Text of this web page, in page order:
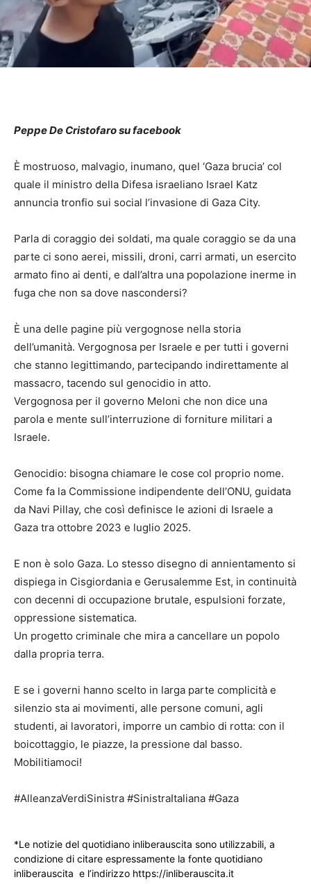
Peppe De Cristofaro su facebook
È mostruoso, malvagio, inumano, quel ‘Gaza brucia’ col
quale il ministro della Difesa israeliano Israel Katz
annuncia tronfio sui social l’invasione di Gaza City.
Parla di coraggio dei soldati, ma quale coraggio se da una
parte ci sono aerei, missili, droni, carri armati, un esercito
armato fino ai denti, e dall’altra una popolazione inerme in
fuga che non sa dove nascondersi?
È una delle pagine più vergognose nella storia
dell’umanità. Vergognosa per Israele e per tutti i governi
che stanno legittimando, partecipando indirettamente al
massacro, tacendo sul genocidio in atto.
Vergognosa per il governo Meloni che non dice una
parola e mente sull’interruzione di forniture militari a
Israele.
Genocidio: bisogna chiamare le cose col proprio nome.
Come fa la Commissione indipendente dell’ONU, guidata
da Navi Pillay, che così definisce le azioni di Israele a
Gaza tra ottobre 2023 e luglio 2025.
E non è solo Gaza. Lo stesso disegno di annientamento si
dispiega in Cisgiordania e Gerusalemme Est, in continuità
con decenni di occupazione brutale, espulsioni forzate,
oppressione sistematica.
Un progetto criminale che mira a cancellare un popolo
dalla propria terra.
E se i governi hanno scelto in larga parte complicità e
silenzio sta ai movimenti, alle persone comuni, agli
studenti, ai lavoratori, imporre un cambio di rotta: con il
boicottaggio, le piazze, la pressione dal basso.
Mobilitiamoci!
#AlleanzaVerdiSinistra #SinistraItaliana #Gaza
*Le notizie del quotidiano inliberauscita sono utilizzabili, a
condizione di citare espressamente la fonte quotidiano
inliberauscita e l’indirizzo https://inliberauscita.it